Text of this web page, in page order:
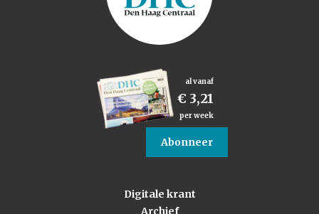
al vanaf
€ 3,21
per week
Abonneer
Digitale krant
Archief